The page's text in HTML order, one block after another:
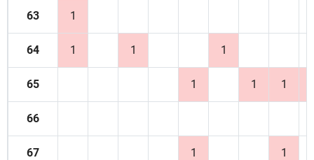
63 1
64 1 1 1
65 1 1 1
66
67 1 1